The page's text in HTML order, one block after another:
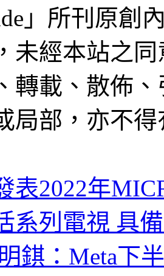
」所刊原創
未經本站之
轉載、散佈
局部，亦不
表2022年
系列電視 具
錤：Meta下